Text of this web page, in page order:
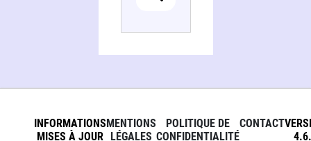
INFORMATIONS
MISES À JOUR
MENTIONS
LÉGALES
POLITIQUE DE
CONFIDENTIALITÉ
CONTACT